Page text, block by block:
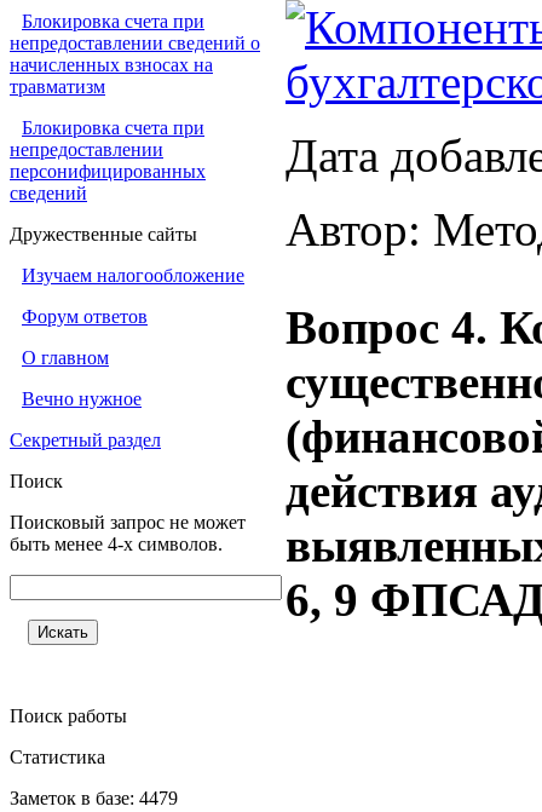
Блокировка счета при
непредоставлении сведений о
начисленных взносах на
травматизм
Блокировка счета при
непредоставлении
персонифицированных
сведений
Дружественные сайты
Изучаем налогообложение
Форум ответов
О главном
Вечно нужное
Секретный раздел
Поиск
Поисковый запрос не может
быть менее 4-х символов.
Поиск работы
Статистика
Заметок в базе: 4479
Дата
Автор:
Вопрос 4.
действия
6, 9